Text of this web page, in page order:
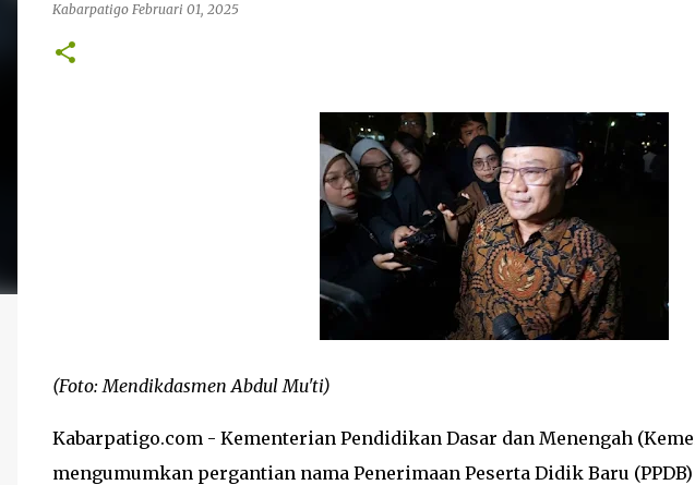
Kabarpatigo Februari 01, 2025
(Foto: Mendikdasmen Abdul Mu'ti)
Kabarpatigo.com - Kementerian Pendidikan Dasar dan Menengah
mengumumkan pergantian nama Penerimaan Peserta Didik Baru